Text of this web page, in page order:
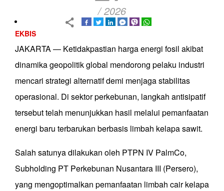
/ 2026
EKBIS
JAKARTA — Ketidakpastian harga energi fosil akibat
dinamika geopolitik global mendorong pelaku industri
mencari strategi alternatif demi menjaga stabilitas
operasional. Di sektor perkebunan, langkah antisipatif
tersebut telah menunjukkan hasil melalui pemanfaatan
energi baru terbarukan berbasis limbah kelapa sawit.
Salah satunya dilakukan oleh PTPN IV PalmCo,
Subholding PT Perkebunan Nusantara III (Persero),
yang mengoptimalkan pemanfaatan limbah cair kelapa